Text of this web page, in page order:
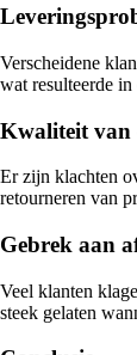
Verscheidene
wat resulteerde
Kwaliteit van
Er zijn klachten
retourneren van
Gebrek aan
Veel klanten
steek gelaten